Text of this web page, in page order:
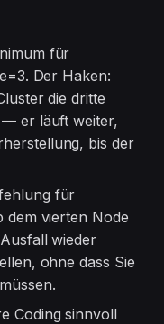
für
Der Haken:
die dritte
— er läuft weiter,
bis der
für
dem vierten Node
wieder
ohne dass Sie
Coding sinnvoll